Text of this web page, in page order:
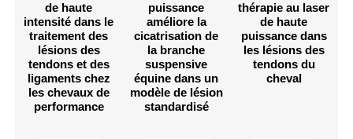
de haute
intensité dans le
traitement des
lésions des
tendons et des
ligaments chez
les chevaux de
performance
puissance
améliore la
cicatrisation de
la branche
suspensive
équine dans un
modèle de lésion
standardisé
thérapie au laser
de haute
puissance dans
les lésions des
tendons du
cheval